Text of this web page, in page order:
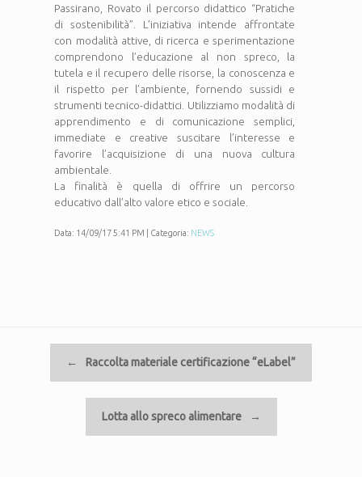
Passirano, Rovato il percorso didattico “Pratiche
di sostenibilità”. L’iniziativa intende affrontate
con modalità attive, di ricerca e sperimentazione
comprendono l’educazione al non spreco, la
tutela e il recupero delle risorse, la conoscenza e
il rispetto per l’ambiente, fornendo sussidi e
strumenti tecnico-didattici. Utilizziamo modalità di
apprendimento e di comunicazione semplici,
immediate e creative suscitare l’interesse e
favorire l’acquisizione di una nuova cultura
ambientale.
La finalità è quella di offrire un percorso
educativo dall’alto valore etico e sociale.
Data: 14/09/17 5:41 PM | Categoria: NEWS
Navigazione articolo
←
Raccolta materiale certificazione “eLabel”
Lotta allo spreco alimentare →